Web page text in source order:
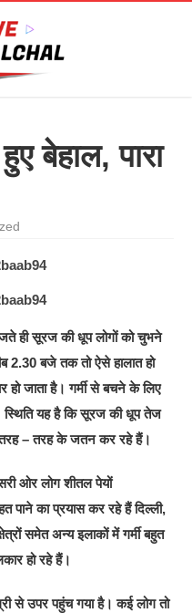
बेहाल, पारा
ही सूरज की धूप लोगों को चुभने
2.30 बजे तक तो ऐसे हालात हो
हो जाता है। गर्मी से बचने के लिए
यह है कि सूरज की धूप तेज
– तरह के जतन कर रहे हैं।
ओर लोग शीतल पेयों
पाने का प्रयास कर रहे हैं दिल्ली,
समेत अन्य इलाकों में गर्मी बहुत
हो रहे हैं।
से उपर पहुंच गया है। कई लोग तो